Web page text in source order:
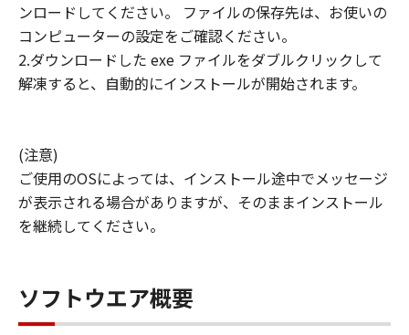
ンロードしてください。 ファイルの保存先は、お使いの
コンピューターの設定をご確認ください。
2.ダウンロードした exe ファイルをダブルクリックして
解凍すると、自動的にインストールが開始されます。
(注意)
ご使用のOSによっては、インストール途中でメッセージ
が表示される場合がありますが、そのままインストール
を継続してください。
ソフトウエア概要